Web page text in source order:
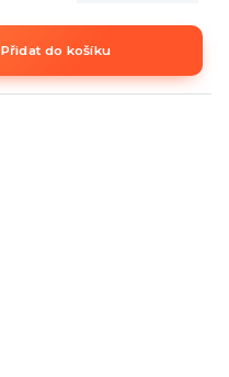
Přidat do košíku